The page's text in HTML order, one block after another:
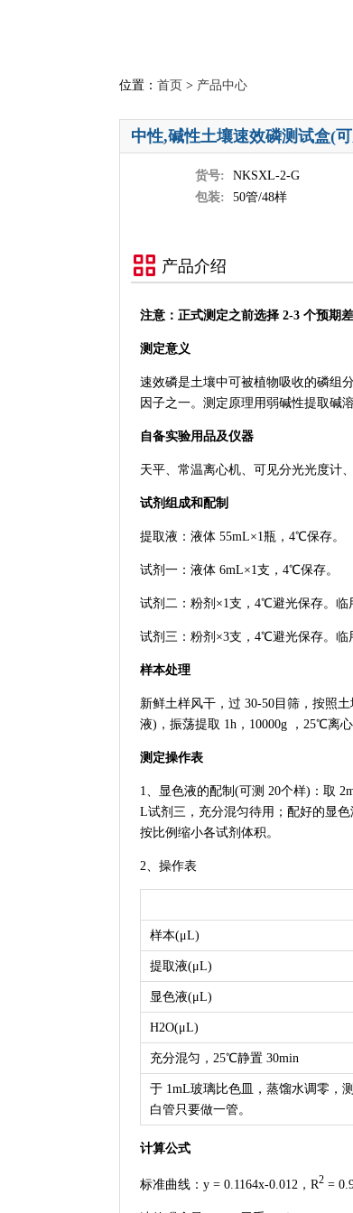
位置： 首页 > 产品中心
中性,碱性土壤速效磷测试盒(
货号:
NKSXL-2-G
包装:
50管/48样
产品介绍
注意：正式测定之前选择 2-3 个预期
测定意义
速效磷是土壤中可被植物吸收的磷组
因子之一。测定原理用弱碱性提取碱
自备实验用品及仪器
天平、常温离心机、可见分光光度计
试剂组成和配制
提取液：液体 55mL×1瓶，4℃保存。
试剂一：液体 6mL×1支，4℃保存。
试剂二：粉剂×1支，4℃避光保存。临
试剂三：粉剂×3支，4℃避光保存。临
样本处理
新鲜土样风干，过 30-50目筛，按照
液)，振荡提取 1h，10000g ，25℃离
测定操作表
1、显色液的配制(可测 20个样)：取
L试剂三，充分混匀待用；配好的显
按比例缩小各试剂体积。
2、操作表
样本(μL)
提取液(μL)
显色液(μL)
H2O(μL)
充分混匀，25℃静置 30min
于 1mL玻璃比色皿，蒸馏水调零，
白管只要做一管。
计算公式
标准曲线：y = 0.1164x-0.012，R2 =